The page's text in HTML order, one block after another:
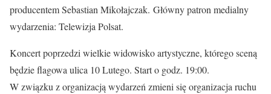
producentem Sebastian Mikołajczak. Główny patron medialny
wydarzenia: Telewizja Polsat.
Koncert poprzedzi wielkie widowisko artystyczne, którego sceną
będzie flagowa ulica 10 Lutego. Start o godz. 19:00.
W związku z organizacją wydarzeń zmieni się organizacja ruchu